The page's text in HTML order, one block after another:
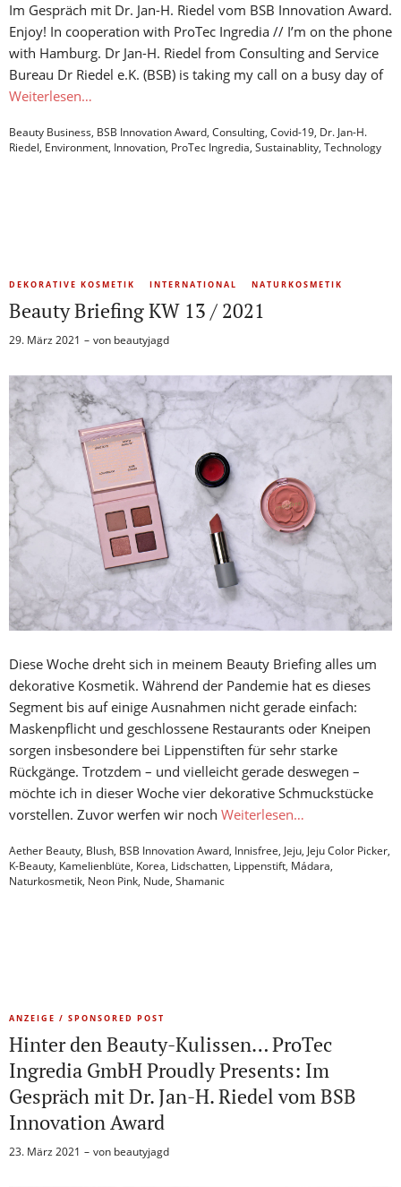
Im Gespräch mit Dr. Jan-H. Riedel vom BSB Innovation Award.
Enjoy! In cooperation with ProTec Ingredia // I’m on the phone
with Hamburg. Dr Jan-H. Riedel from Consulting and Service
Bureau Dr Riedel e.K. (BSB) is taking my call on a busy day of
Weiterlesen…
Beauty Business, BSB Innovation Award, Consulting, Covid-19, Dr. Jan-H.
Riedel, Environment, Innovation, ProTec Ingredia, Sustainablity, Technology
DEKORATIVE KOSMETIK INTERNATIONAL NATURKOSMETIK
Beauty Briefing KW 13 / 2021
29. März 2021 von beautyjagd
Diese Woche dreht sich in meinem Beauty Briefing alles um
dekorative Kosmetik. Während der Pandemie hat es dieses
Segment bis auf einige Ausnahmen nicht gerade einfach:
Maskenpflicht und geschlossene Restaurants oder Kneipen
sorgen insbesondere bei Lippenstiften für sehr starke
Rückgänge. Trotzdem – und vielleicht gerade deswegen –
möchte ich in dieser Woche vier dekorative Schmuckstücke
vorstellen. Zuvor werfen wir noch Weiterlesen…
Aether Beauty, Blush, BSB Innovation Award, Innisfree, Jeju, Jeju Color Picker,
K-Beauty, Kamelienblüte, Korea, Lidschatten, Lippenstift, Mádara,
Naturkosmetik, Neon Pink, Nude, Shamanic
ANZEIGE / SPONSORED POST
Hinter den Beauty-Kulissen… ProTec
Ingredia GmbH Proudly Presents: Im
Gespräch mit Dr. Jan-H. Riedel vom BSB
Innovation Award
23. März 2021 von beautyjagd